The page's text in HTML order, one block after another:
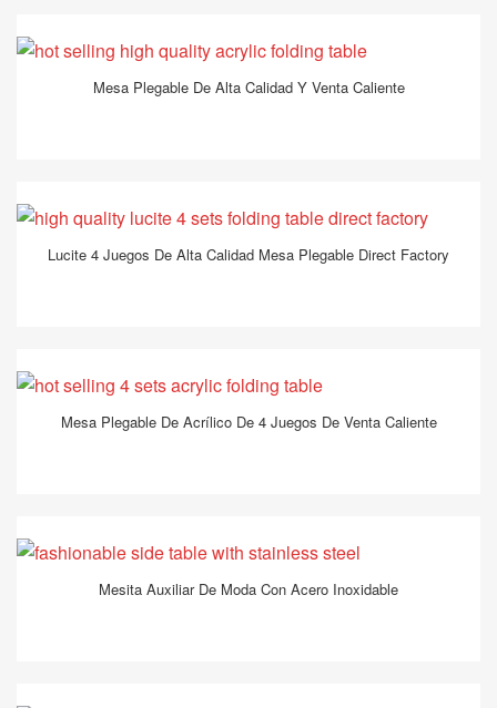
Mesa Plegable De Alta Calidad Y Venta Caliente
Lucite 4 Juegos De Alta Calidad Mesa Plegable Direct Factory
Mesa Plegable De Acrílico De 4 Juegos De Venta Caliente
Mesita Auxiliar De Moda Con Acero Inoxidable